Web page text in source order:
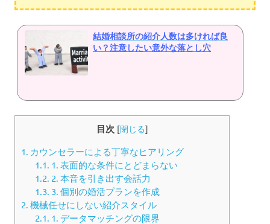
結婚相談所の紹介人数は多ければ良
い？注意したい意外な落とし穴
目次 [閉じる]
1. カウンセラーによる丁寧なヒアリング
1.1. 1. 表面的な条件にとどまらない
1.2. 2. 本音を引き出す会話力
1.3. 3. 個別の婚活プランを作成
2. 機械任せにしない紹介スタイル
2.1. 1. データマッチングの限界